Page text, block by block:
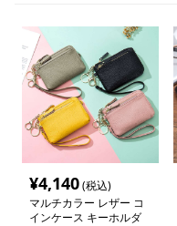
¥4,140(税込)
マルチカラー レザー コ
インケース キーホルダ